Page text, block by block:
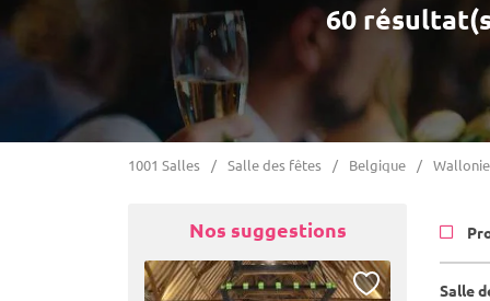
60
1001 Salles Salle des fêtes Belgique Wallonie
Nos suggestions
Salle